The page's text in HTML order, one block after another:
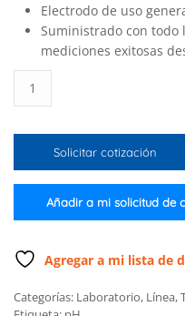
Electrodo de uso
Suministrado con
mediciones exitosas
con
tecnología
HALO2
para
(rellenable)
Solicitar cotización
Añadir a mi solicitud de
Agregar a mi lista de
Categorías: Laboratorio, Línea,